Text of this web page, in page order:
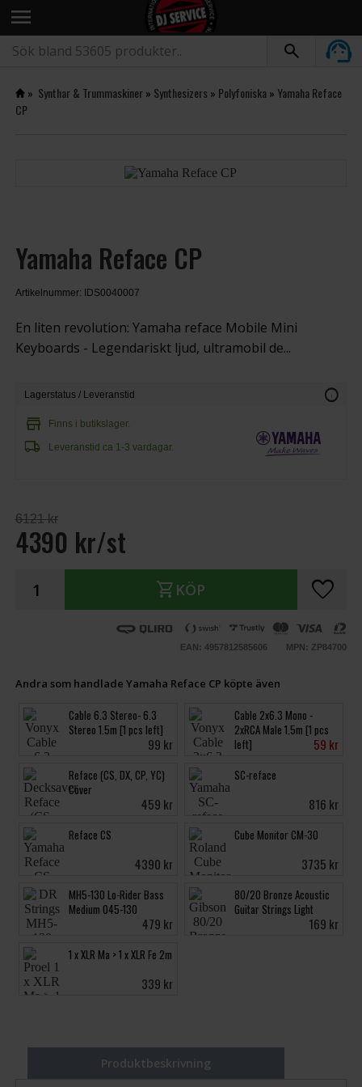
menu
» Synthar & Trummaskiner» Synthesizers » Polyfoniska» Yamaha Reface
CP
Yamaha Reface CP
Artikelnummer: IDS0040007
En liten revolution: Yamaha reface Mobile Mini
Keyboards - Legendariskt ljud, ultramobil de...
Lagerstatus / Leveranstid info
store Finns i butikslager.
local_shipping Leveranstid ca 1-3 vardagar.
6121 kr
4390 kr/st
shopping_cart KÖP favorite
EAN: 4957812585606 MPN: ZP84700
Andra som handlade Yamaha Reface CP köpte även
Cable 6.3 Stereo- 6.3
Stereo 1.5m [1 pcs left]
99 kr
Cable 2x6.3 Mono -
2xRCA Male 1.5m [1 pcs
left]
59 kr
Reface (CS, DX, CP, YC)
Cover
459 kr
SC-reface
816 kr
Reface CS
4390 kr
Cube Monitor CM-30
3735 kr
MH5-130 Lo-Rider Bass
Medium 045-130
479 kr
80/20 Bronze Acoustic
Guitar Strings Light
169 kr
1 x XLR Ma > 1 x XLR Fe 2m
339 kr
Produktbeskrivning